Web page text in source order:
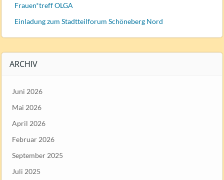
Frauen*treff OLGA
Einladung zum Stadtteilforum Schöneberg Nord
ARCHIV
Juni 2026
Mai 2026
April 2026
Februar 2026
September 2025
Juli 2025